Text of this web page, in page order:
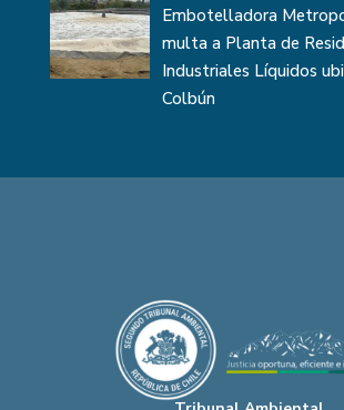
Embotelladora
multa a Planta de
Industriales Líquidos
Colbún